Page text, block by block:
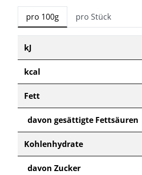
pro 100g pro Stück
kJ
kcal
Fett
davon gesättigte Fettsäuren
Kohlenhydrate
davon Zucker